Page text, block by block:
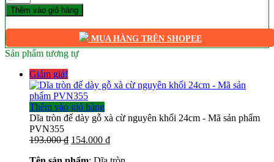
lượng
Thêm vào giỏ hàng
MUA HÀNG TRÊN SHOPEE
Sản phẩm tương tự
Giảm giá!
Thêm vào giỏ hàng
Dĩa tròn đế dày gỗ xà cừ nguyên khối 24cm - Mã sản phẩm
PVN355
193.000₫ Giá
154.000 ₫Giá